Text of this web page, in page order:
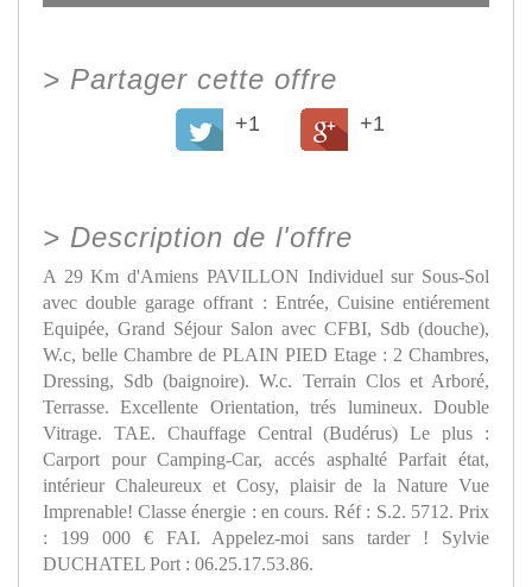
> Partager cette offre
+1 +1
> Description de l'offre
A 29 Km d'Amiens PAVILLON Individuel sur Sous-Sol
avec double garage offrant : Entrée, Cuisine entiérement
Equipée, Grand Séjour Salon avec CFBI, Sdb (douche),
W.c, belle Chambre de PLAIN PIED Etage : 2 Chambres,
Dressing, Sdb (baignoire). W.c. Terrain Clos et Arboré,
Terrasse. Excellente Orientation, trés lumineux. Double
Vitrage. TAE. Chauffage Central (Budérus) Le plus :
Carport pour Camping-Car, accés asphalté Parfait état,
intérieur Chaleureux et Cosy, plaisir de la Nature Vue
Imprenable! Classe énergie : en cours. Réf : S.2. 5712. Prix
: 199 000 € FAI. Appelez-moi sans tarder ! Sylvie
DUCHATEL Port : 06.25.17.53.86.